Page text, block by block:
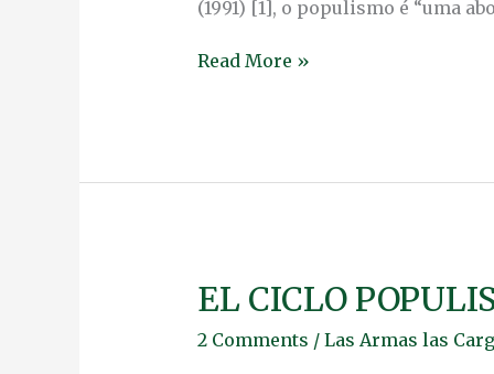
(1991) [1], o populismo é “uma
Read More »
EL CICLO
2 Comments / Las Armas las
EL
CICLO
POPULISTA